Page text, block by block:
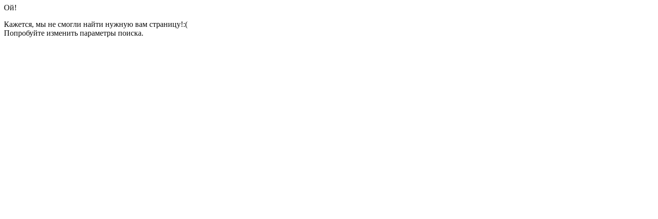
Ой!
Кажется, мы не смогли найти нужную вам страницу!:(
Попробуйте изменить параметры поиска.